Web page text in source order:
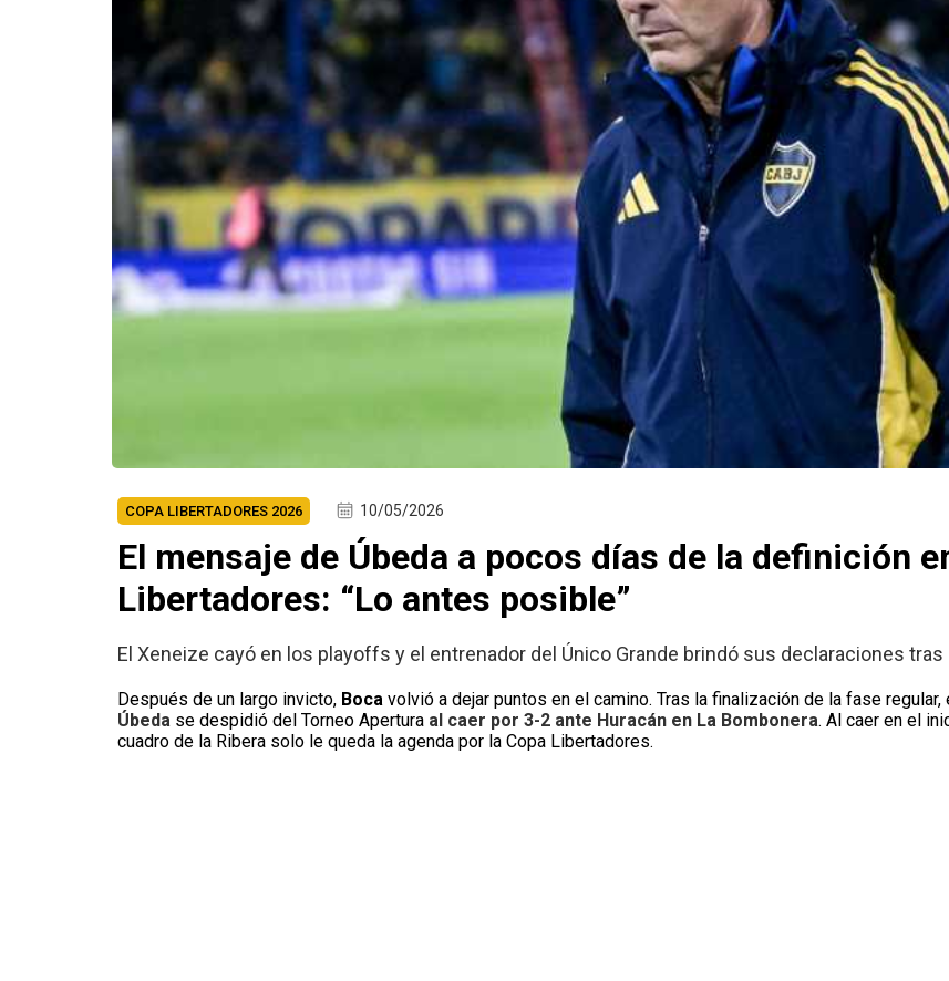
COPA LIBERTADORES 2026 10/05/2026
El mensaje de Úbeda a pocos días de la definición
Libertadores: “Lo antes posible”
El Xeneize cayó en los playoffs y el entrenador del Único Grande brindó sus declaraciones tras
Después de un largo invicto, Boca volvió a dejar puntos en el camino. Tras la finalización de la fase
Úbeda se despidió del Torneo Apertura al caer por 3-2 ante Huracán en La Bombonera. Al caer en el
cuadro de la Ribera solo le queda la agenda por la Copa Libertadores.